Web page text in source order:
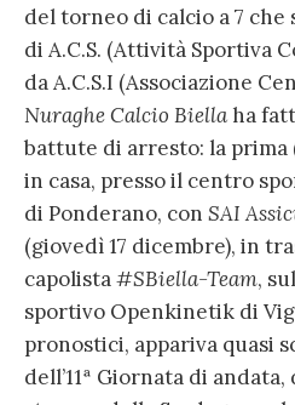
del torneo di calcio a 7 che
di A.C.S. (Attività Sportiva
da A.C.S.I (Associazione
Nuraghe Calcio Biellaha
battute di arresto: la prima
in casa, presso il centro
di Ponderano, con SAI
(giovedì 17 dicembre), in
capolista#SBiella-Team,
sportivo Openkinetik di
pronostici, appariva quasi
dell’11ª Giornata di